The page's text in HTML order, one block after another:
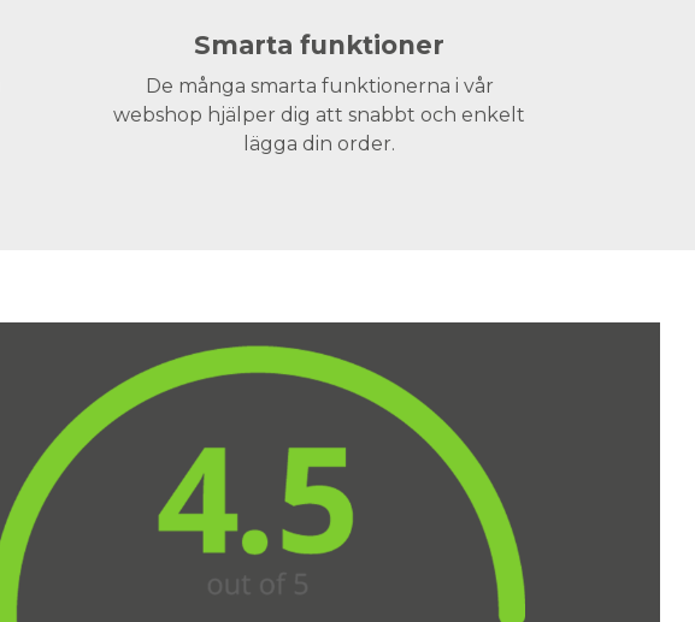
Smarta funktioner
De många smarta funktionerna i vår
webshop hjälper dig att snabbt och enkelt
lägga din order.